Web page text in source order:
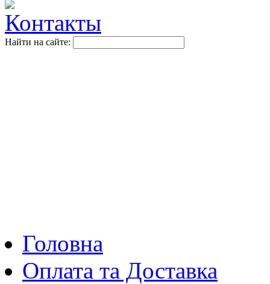
Контакты
Найти на сайте:
Головна
Оплата та Доставка